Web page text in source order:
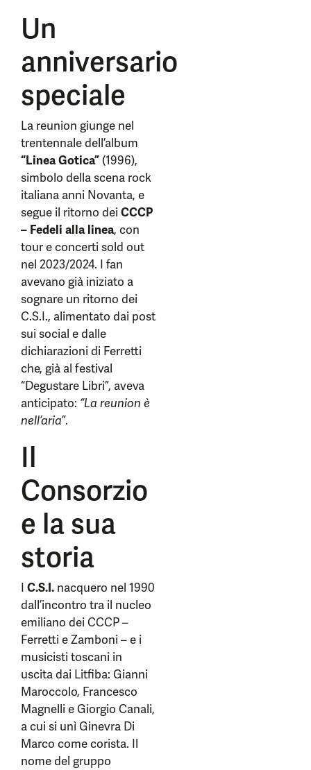
Un
anniversario
speciale
La reunion giunge nel
trentennale dell’album
“Linea Gotica” (1996),
simbolo della scena rock
italiana anni Novanta, e
segue il ritorno deiCCCP
– Fedeli alla linea, con
tour e concerti sold out
nel 2023/2024. I fan
avevano già iniziato a
sognare un ritorno dei
C.S.I., alimentato dai post
sui social e dalle
dichiarazioni di Ferretti
che, già al festival
“Degustare Libri”, aveva
anticipato: “La reunion è
nell’aria”.
Il
Consorzio
e la sua
storia
I C.S.I. nacquero nel 1990
dall’incontro tra il nucleo
emiliano dei CCCP –
Ferretti e Zamboni – e i
musicisti toscani in
uscita dai Litfiba: Gianni
Maroccolo, Francesco
Magnelli e Giorgio Canali,
a cui si unì Ginevra Di
Marco come corista. Il
nome del gruppo